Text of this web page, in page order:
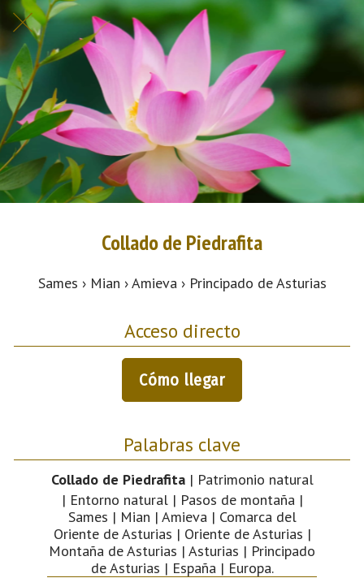
Collado de Piedrafita
Sames › Mian › Amieva › Principado de Asturias
Acceso directo
Cómo llegar
Palabras clave
Collado de Piedrafita| Patrimonio natural
| Entorno natural | Pasos de montaña |
Sames | Mian | Amieva | Comarca del
Oriente de Asturias | Oriente de Asturias |
Montaña de Asturias | Asturias | Principado
de Asturias | España | Europa.